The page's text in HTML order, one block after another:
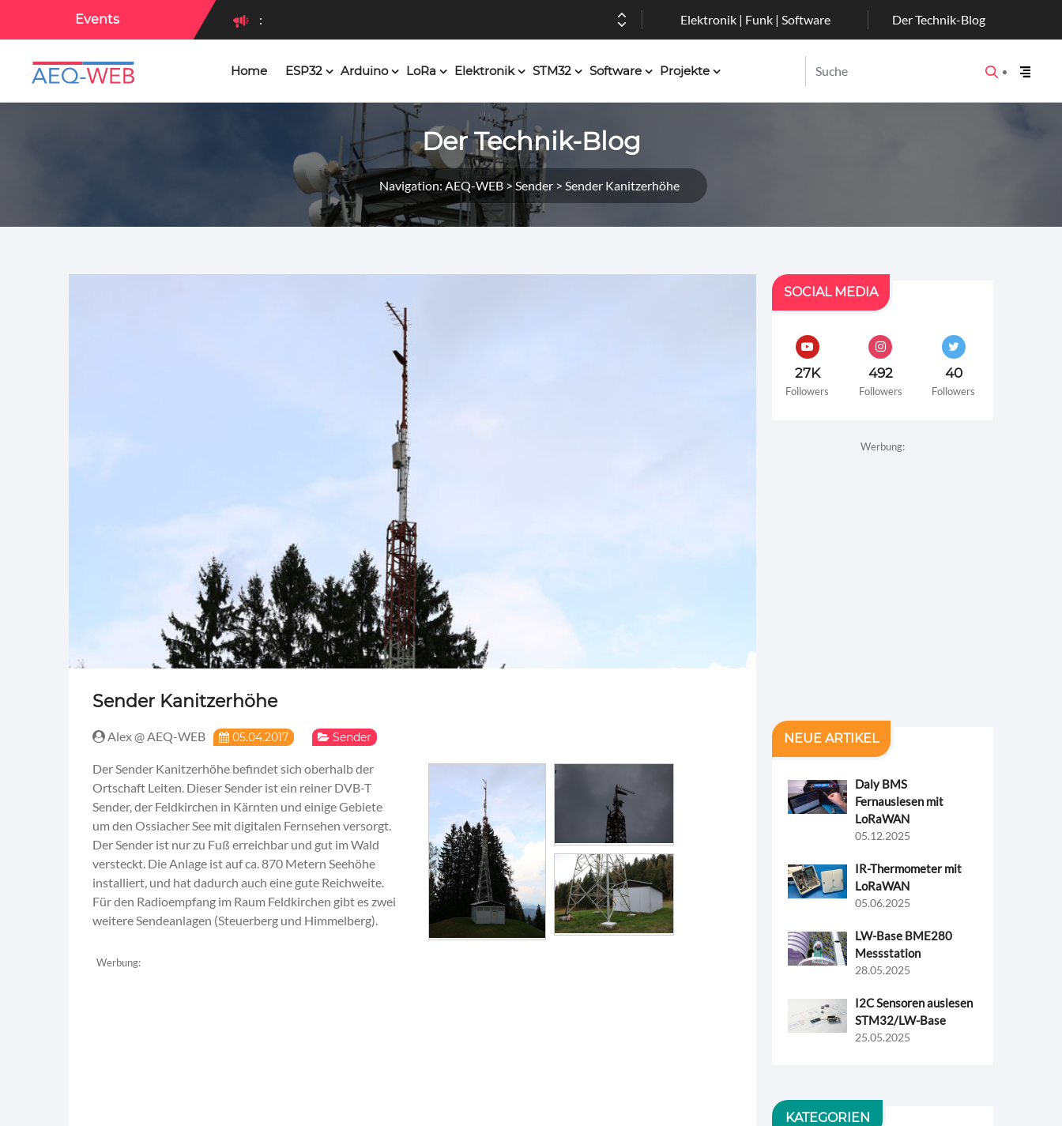
Events : Elektronik | Funk | Software Der Technik-Blog
Home ESP32 Arduino LoRa Elektronik STM32 Software Projekte
Der Technik-Blog
Navigation: AEQ-WEB > Sender > Sender Kanitzerhöhe
Sender Kanitzerhöhe
Alex @ AEQ-WEB 05.04.2017 Sender
Der Sender Kanitzerhöhe befindet sich oberhalb der
Ortschaft Leiten. Dieser Sender ist ein reiner DVB-T
Sender, der Feldkirchen in Kärnten und einige Gebiete
um den Ossiacher See mit digitalen Fernsehen versorgt.
Der Sender ist nur zu Fuß erreichbar und gut im Wald
versteckt. Die Anlage ist auf ca. 870 Metern Seehöhe
installiert, und hat dadurch auch eine gute Reichweite.
Für den Radioempfang im Raum Feldkirchen gibt es zwei
weitere Sendeanlagen (Steuerberg und Himmelberg).
Werbung:
SOCIAL MEDIA
27K
Followers
492
Followers
40
Followers
Werbung:
NEUE ARTIKEL
Daly BMS
Fernauslesen mit
LoRaWAN
05.12.2025
IR-Thermometer mit
LoRaWAN
05.06.2025
LW-Base BME280
Messstation
28.05.2025
I2C Sensoren auslesen
STM32/LW-Base
25.05.2025
KATEGORIEN